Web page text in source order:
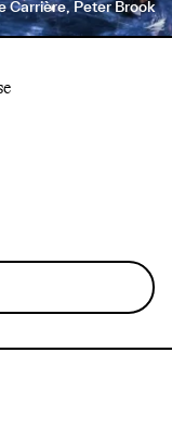
Carrière, Peter Brook